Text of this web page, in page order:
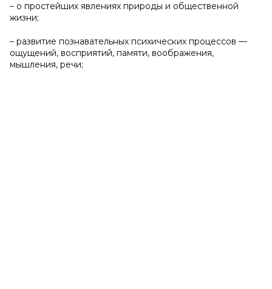
– о простейших явлениях природы и общественной
жизни;
– развитие познавательных психических процессов —
ощущений, восприятий, памяти, воображения,
мышления, речи;